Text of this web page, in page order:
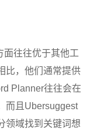
面往往优于其他工
比，他们通常提供
Planner往往会在
而且Ubersuggest
领域找到关键词想